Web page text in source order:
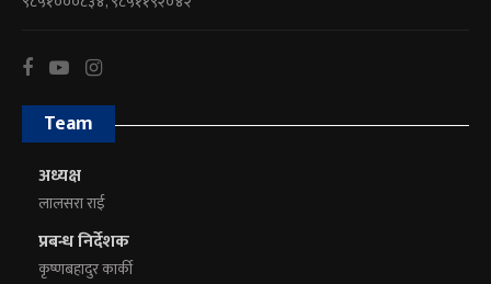
Team
अध्यक्ष
लालसरा राई
प्रबन्ध निर्देशक
कृष्णबहादुर कार्की